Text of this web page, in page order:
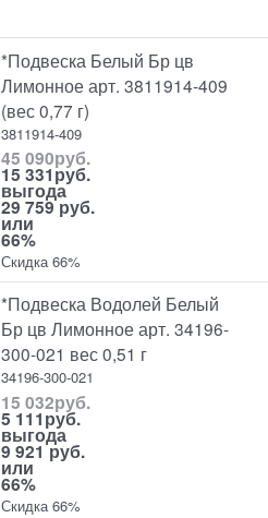
*Подвеска Белый Бр цв
Лимонное арт. 3811914-409
(вес 0,77 г)
3811914-409
45 090руб.
15 331руб.
выгода
29 759 руб.
или
66%
Скидка 66%
*Подвеска Водолей Белый
Бр цв Лимонное арт. 34196-
300-021 вес 0,51 г
34196-300-021
15 032руб.
5 111руб.
выгода
9 921 руб.
или
66%
Скидка 66%